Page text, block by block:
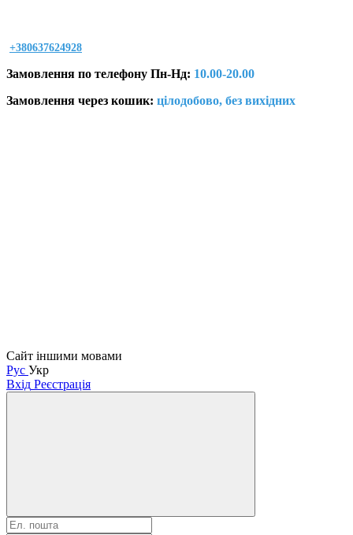
+380637624928
Замовлення по телефону Пн-Нд: 10.00-20.00
Замовлення через кошик: цілодобово, без вихідних
Сайт іншими мовами
Рус Укр
Вхід Реєстрація